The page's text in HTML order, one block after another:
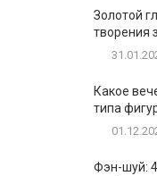
Золотой
творения
Какое
типа
Фэн-шуй: 4